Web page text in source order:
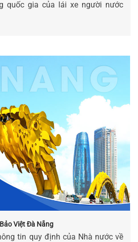
quốc gia của lái xe người nước
Việt Đà Nẵng
tin quy định của Nhà nước về